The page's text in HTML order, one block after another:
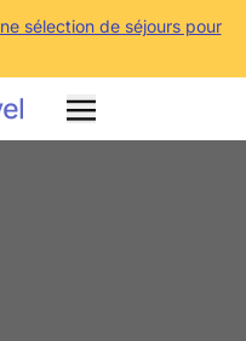
sélection de séjours pour